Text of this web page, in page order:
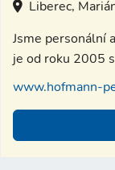
Liberec,
Jsme personální
je od roku 2005
www.hofmann-